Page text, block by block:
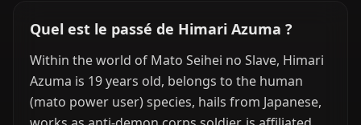
Quel est le passé de Himari Azuma ?
Within the world of Mato Seihei no Slave, Himari
Azuma is 19 years old, belongs to the human
(mato power user) species, hails from Japanese,